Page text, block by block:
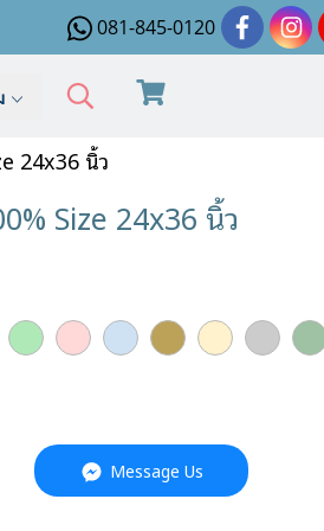
081-845-0120
24x36 นิ้ว
Size 24x36 นิ้ว
Message Us